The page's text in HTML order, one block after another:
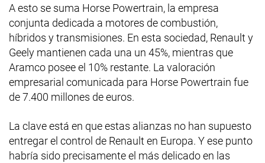
A esto se suma Horse Powertrain, la empresa
conjunta dedicada a motores de combustión,
híbridos y transmisiones. En esta sociedad, Renault y
Geely mantienen cada una un 45%, mientras que
Aramco posee el 10% restante. La valoración
empresarial comunicada para Horse Powertrain fue
de 7.400 millones de euros.
La clave está en que estas alianzas no han supuesto
entregar el control de Renault en Europa. Y ese punto
habría sido precisamente el más delicado en las